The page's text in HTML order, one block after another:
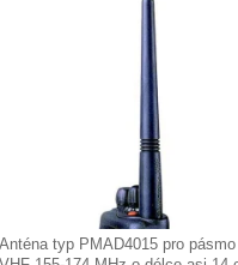
Anténa typ PMAD4015 pro pásmo